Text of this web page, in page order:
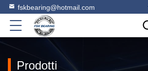
fskbearing@hotmail.com
Prodotti